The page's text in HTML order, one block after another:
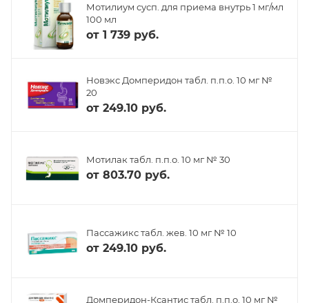
Мотилиум сусп. для приема внутрь 1 мг/мл
100 мл
от 1 739 руб.
Новэкс Домперидон табл. п.п.о. 10 мг №
20
от 249.10 руб.
Мотилак табл. п.п.о. 10 мг № 30
от 803.70 руб.
Пассажикс табл. жев. 10 мг № 10
от 249.10 руб.
Домперидон-Ксантис табл. п.п.о. 10 мг №